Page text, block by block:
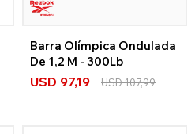
Barra Olímpica Ondulada
De 1,2 M - 300Lb
USD 97,19 USD107,99